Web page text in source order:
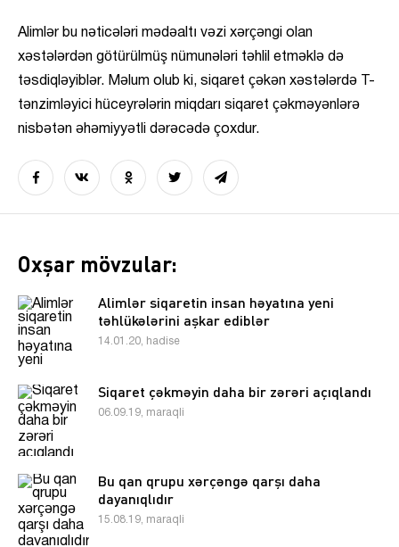
Alimlər bu nəticələri mədəaltı vəzi xərçəngi olan
xəstələrdən götürülmüş nümunələri təhlil etməklə də
təsdiqləyiblər. Məlum olub ki, siqaret çəkən xəstələrdə T-
tənzimləyici hüceyrələrin miqdarı siqaret çəkməyənlərə
nisbətən əhəmiyyətli dərəcədə çoxdur.
Oxşar mövzular:
Alimlər siqaretin insan həyatına yeni
təhlükələrini aşkar ediblər
14.01.20, hadise
Siqaret çəkməyin daha bir zərəri açıqlandı
06.09.19, maraqli
Bu qan qrupu xərçəngə qarşı daha
dayanıqlıdır
15.08.19, maraqli